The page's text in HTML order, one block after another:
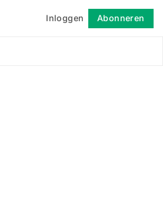
Inloggen Abonneren